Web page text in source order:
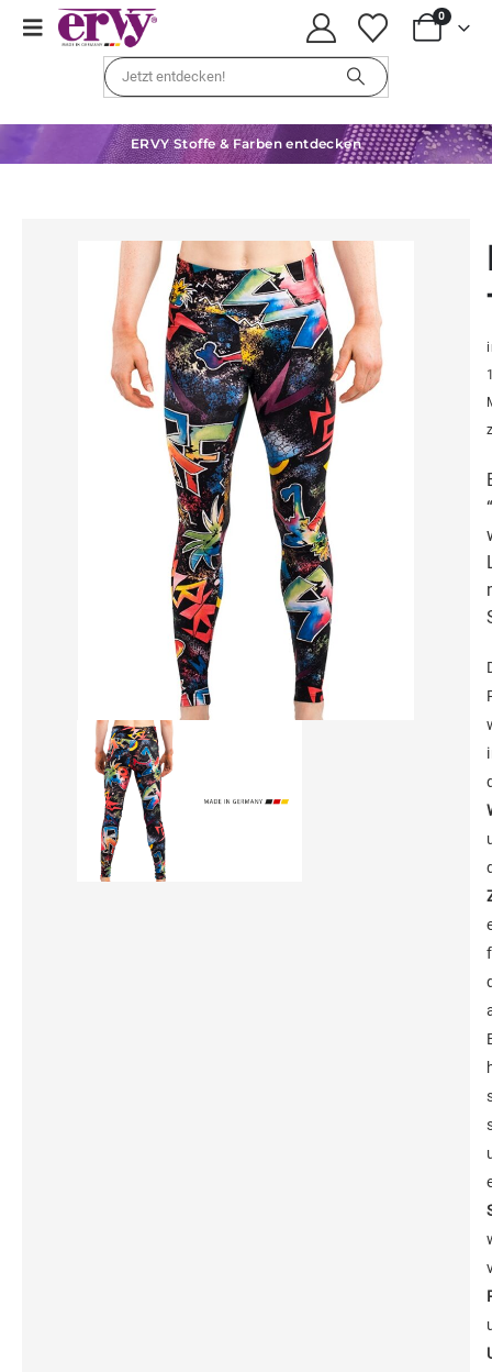
0
ERVY Stoffe & Farben entdecken